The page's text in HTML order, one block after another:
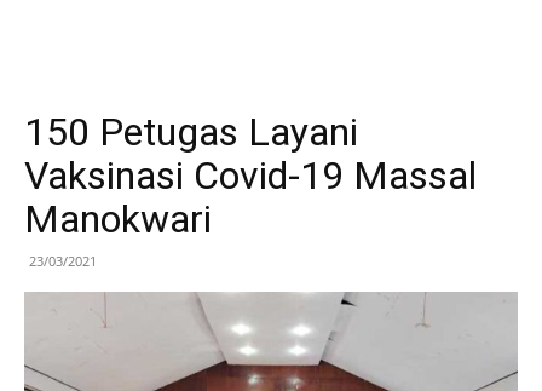
150 Petugas Layani
Vaksinasi Covid-19 Massal
Manokwari
23/03/2021